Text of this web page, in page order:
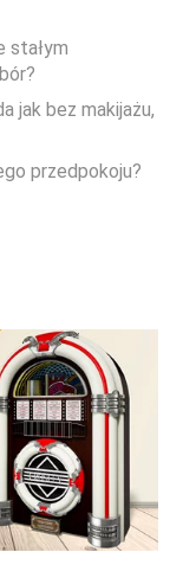
stałym
jak bez makijażu,
przedpokoju?